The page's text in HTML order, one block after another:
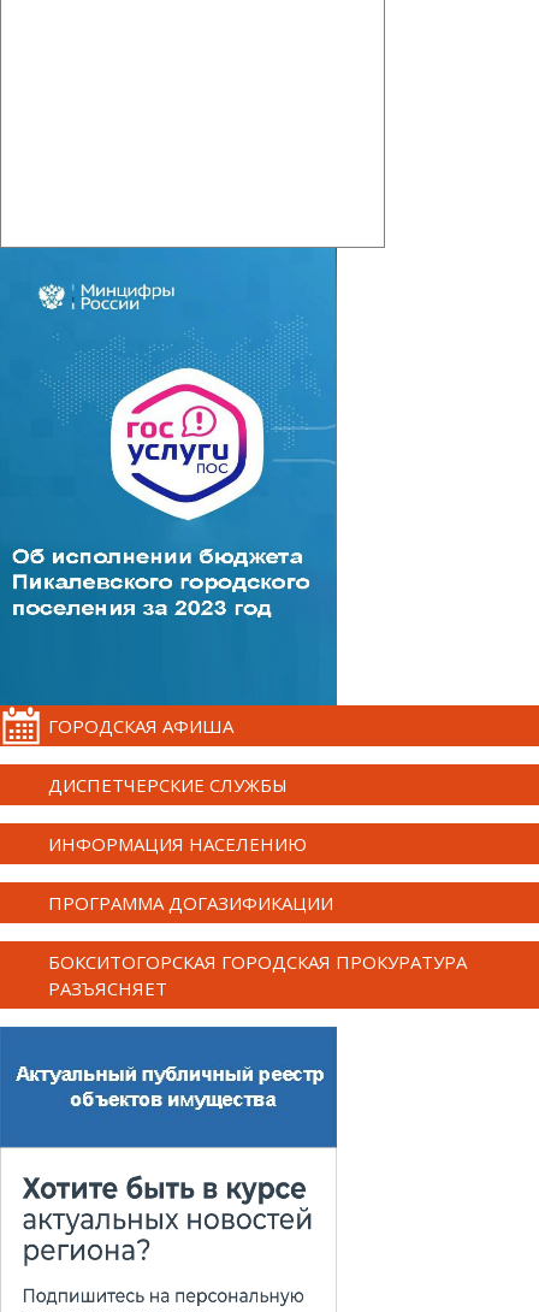
ГОРОДСКАЯ АФИША
ДИСПЕТЧЕРСКИЕ СЛУЖБЫ
ИНФОРМАЦИЯ НАСЕЛЕНИЮ
ПРОГРАММА ДОГАЗИФИКАЦИИ
БОКСИТОГОРСКАЯ ГОРОДСКАЯ ПРОКУРАТУРА
РАЗЪЯСНЯЕТ